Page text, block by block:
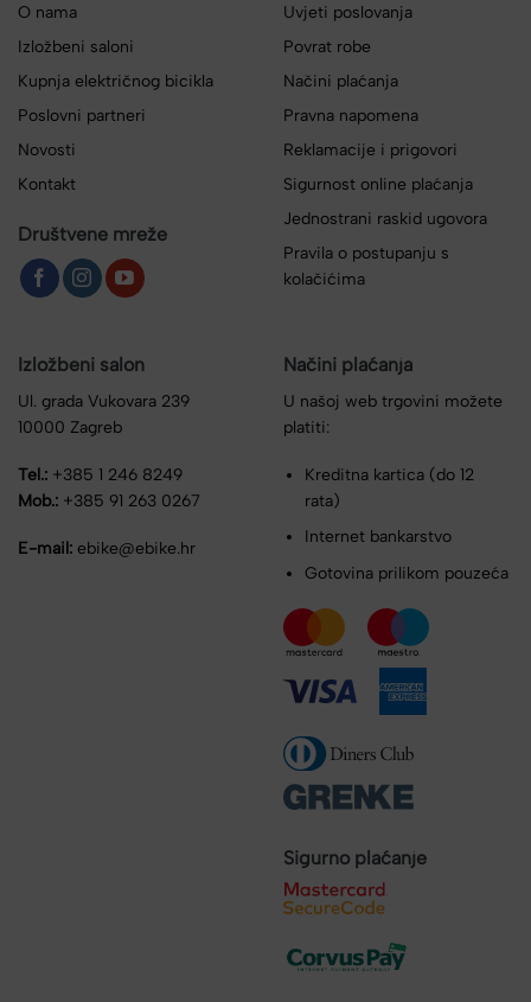
O nama
Izložbeni saloni
Kupnja električnog bicikla
Poslovni partneri
Novosti
Kontakt
Društvene mreže
Uvjeti poslovanja
Povrat robe
Načini plaćanja
Pravna napomena
Reklamacije i prigovori
Sigurnost online plaćanja
Jednostrani raskid ugovora
Pravila o postupanju s
kolačićima
Izložbeni salon
Ul. grada Vukovara 239
10000 Zagreb
Tel.: +385 1 246 8249
Mob.: +385 91 263 0267
E-mail: ebike@ebike.hr
Načini plaćanja
U našoj web trgovini možete
platiti:
Kreditna kartica (do 12
rata)
Internet bankarstvo
Gotovina prilikom pouzeća
Sigurno plaćanje